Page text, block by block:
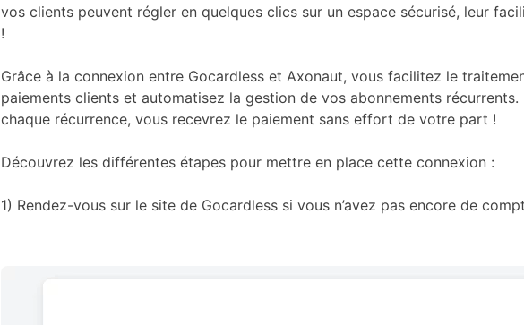
vos clients peuvent régler en quelques clics sur un espace sécurisé, leur
!
Grâce à la connexion entre Gocardless et Axonaut, vous facilitez le
paiements clients et automatisez la gestion de vos abonnements récurrents.
chaque récurrence, vous recevrez le paiement sans effort de votre part !
Découvrez les différentes étapes pour mettre en place cette connexion :
1) Rendez-vous sur le site de Gocardless si vous n’avez pas encore de